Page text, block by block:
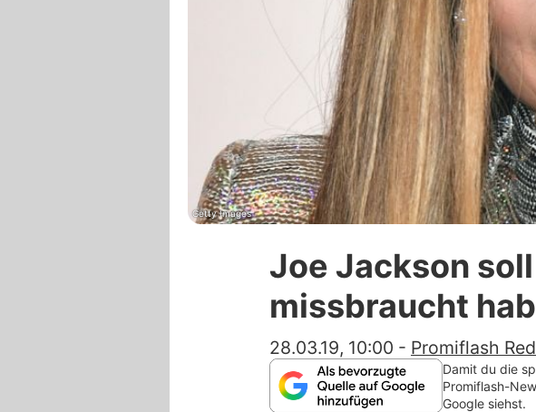
Getty Images
Joe Jackson
missbraucht
28.03.19, 10:00 - Promiflash
Damit du die
Promiflash-
Google siehst.